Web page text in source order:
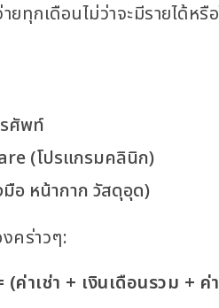
ยทุกเดือนไม่ว่าจะมีรายได้หรื
ศัพท์
(โปรแกรมคลินิก)
อ หน้ากาก วัสดุอุด)
คร่าวๆ:
(ค่าเช่า + เงินเดือนรวม +